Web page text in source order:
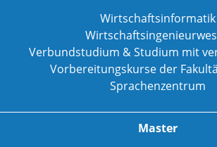
Wirtschaftsinformatik
Verbundstudium & Studium mit
Vorbereitungskurse der
Sprachenzentrum
Master